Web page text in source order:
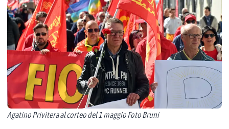
Agatino Privitera al corteo del 1 maggio Foto Bruni